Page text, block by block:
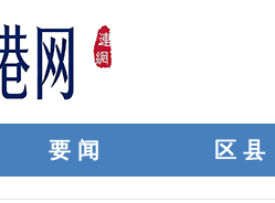
要 闻 区 县